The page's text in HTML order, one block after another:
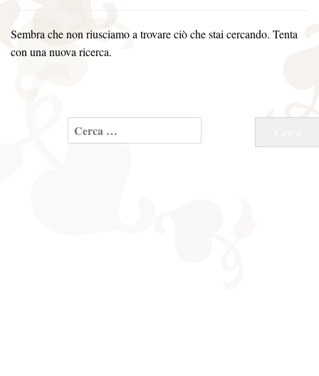
i
Sembra che non riusciamo a trovare ciò che stai cercando. Tenta
con una nuova ricerca.